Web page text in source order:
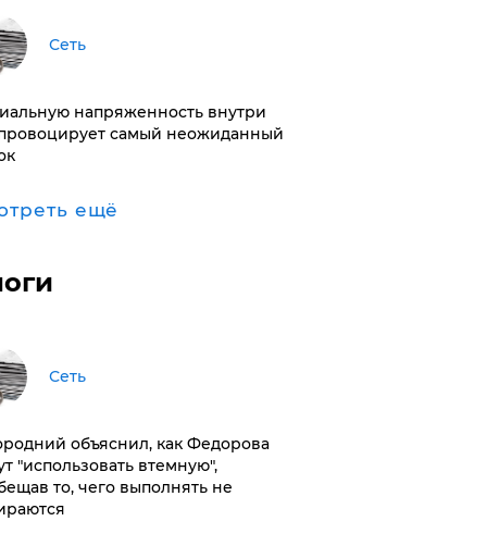
Сеть
напряженность внутри
самый неожиданный
ещё
Сеть
объяснил, как Федорова
"использовать втемную",
то, чего выполнять не